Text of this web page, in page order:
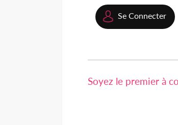
Se Connecter
Soyez le premier à